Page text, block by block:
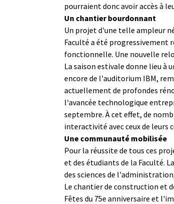
pourraient donc avoir accès à
Un chantier bourdonnant
Un projet d'une telle ampleur
Faculté a été progressivement
fonctionnelle. Une nouvelle
La saison estivale donne lieu
encore de l'auditorium IBM,
actuellement de profondes
l'avancée technologique
septembre. À cet effet, de
interactivité avec ceux de leurs
Une communauté mobilisée
Pour la réussite de tous ces
et des étudiants de la Faculté.
des sciences de
Le chantier de construction et
Fêtes du 75e anniversaire et